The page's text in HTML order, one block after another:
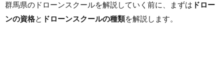
群馬県のドローンスクールを解説していく前に、まずは ドロー
ンの資格と ドローンスクールの種類を解説します。